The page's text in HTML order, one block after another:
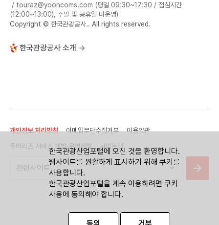
/ touraz@yooncoms.com (평일 09:30~17:30 / 점심시간
(12:00~13:00), 주말 및 공휴일 미운영)
Copyright © 한국관광공사.. All rights reserved.
한국관광공사 소개
개인정보 처리방침 이메일무단수집거부
이용약관
투어라즈 서비스 개방·운영정책
사이트맵
한국관광산업포털에 오신 것을 환영합니다.
웹사이트를 원활하게 표시하기 위해 쿠키를
사용합니다.
한국관광산업포털을 계속 이용하려면 쿠키
사용에 동의해야 합니다.